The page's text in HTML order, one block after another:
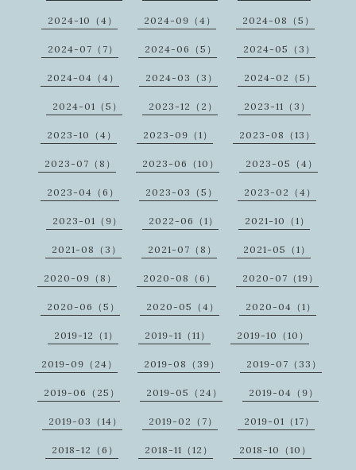
2024-10（4） 2024-09（4） 2024-08（5）
2024-07（7） 2024-06（5） 2024-05（3）
2024-04（4） 2024-03（3） 2024-02（5）
2024-01（5） 2023-12（2） 2023-11（3）
2023-10（4） 2023-09（1） 2023-08（13）
2023-07（8） 2023-06（10） 2023-05（4）
2023-04（6） 2023-03（5） 2023-02（4）
2023-01（9） 2022-06（1） 2021-10（1）
2021-08（3） 2021-07（8） 2021-05（1）
2020-09（8） 2020-08（6） 2020-07（19）
2020-06（5） 2020-05（4） 2020-04（1）
2019-12（1） 2019-11（11） 2019-10（10）
2019-09（24） 2019-08（39） 2019-07（33）
2019-06（25） 2019-05（24） 2019-04（9）
2019-03（14） 2019-02（7） 2019-01（17）
2018-12（6） 2018-11（12） 2018-10（10）